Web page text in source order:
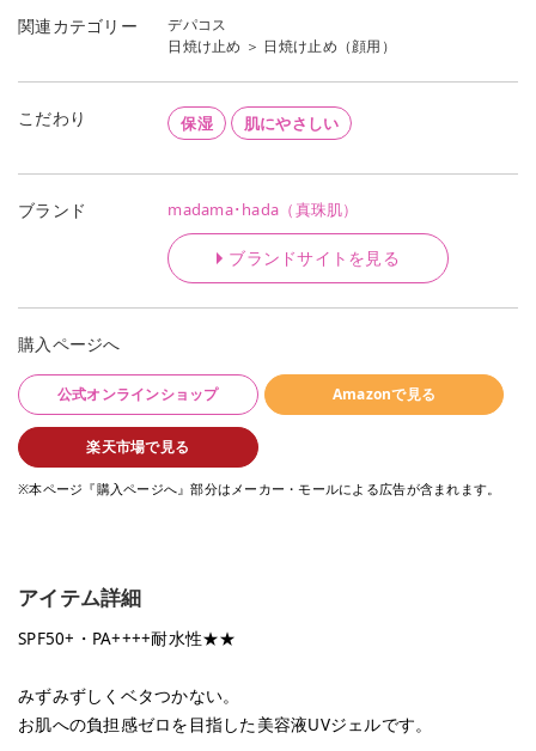
関連カテゴリー
デパコス
日焼け止め ＞ 日焼け止め（顔用）
こだわり 保湿 肌にやさしい
ブランド madama･hada（真珠肌）
ブランドサイトを見る
購入ページへ
公式オンラインショップ Amazonで見る
楽天市場で見る
※本ページ『購入ページへ』部分はメーカー・モールによる広告が含まれます。
アイテム詳細
SPF50+・PA++++耐水性★★
みずみずしくベタつかない。
お肌への負担感ゼロを目指した美容液UVジェルです。